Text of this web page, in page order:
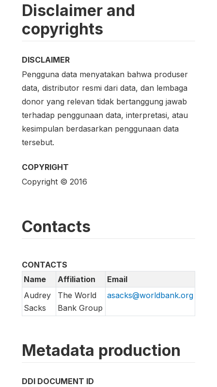
Disclaimer and
copyrights
DISCLAIMER
Pengguna data menyatakan bahwa produser
data, distributor resmi dari data, dan lembaga
donor yang relevan tidak bertanggung jawab
terhadap penggunaan data, interpretasi, atau
kesimpulan berdasarkan penggunaan data
tersebut.
COPYRIGHT
Copyright © 2016
Contacts
CONTACTS
Name
Affiliation
Email
Audrey
Sacks
The World
Bank Group
asacks@worldbank.org
Metadata production
DDI DOCUMENT ID